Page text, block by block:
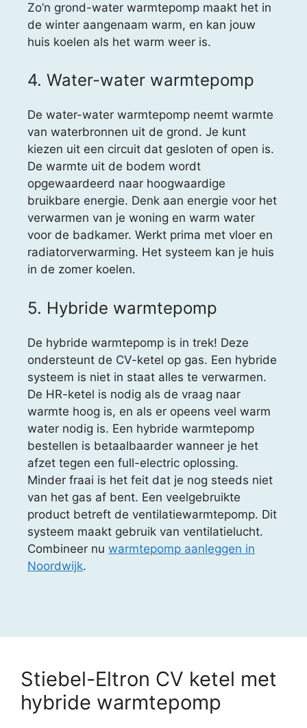
Zo’n grond-water warmtepomp maakt het in
de winter aangenaam warm, en kan jouw
huis koelen als het warm weer is.
4. Water-water warmtepomp
De water-water warmtepomp neemt warmte
van waterbronnen uit de grond. Je kunt
kiezen uit een circuit dat gesloten of open is.
De warmte uit de bodem wordt
opgewaardeerd naar hoogwaardige
bruikbare energie. Denk aan energie voor het
verwarmen van je woning en warm water
voor de badkamer. Werkt prima met vloer en
radiatorverwarming. Het systeem kan je huis
in de zomer koelen.
5. Hybride warmtepomp
De hybride warmtepomp is in trek! Deze
ondersteunt de CV-ketel op gas. Een hybride
systeem is niet in staat alles te verwarmen.
De HR-ketel is nodig als de vraag naar
warmte hoog is, en als er opeens veel warm
water nodig is. Een hybride warmtepomp
bestellen is betaalbaarder wanneer je het
afzet tegen een full-electric oplossing.
Minder fraai is het feit dat je nog steeds niet
van het gas af bent. Een veelgebruikte
product betreft de ventilatiewarmtepomp. Dit
systeem maakt gebruik van ventilatielucht.
Combineer nu warmtepomp aanleggen in
Noordwijk.
Stiebel-Eltron CV ketel met
hybride warmtepomp